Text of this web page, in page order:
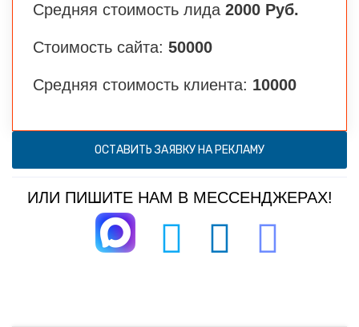
Средняя стоимость лида 2000 Руб.
Стоимость сайта: 50000
Средняя стоимость клиента: 10000
ОСТАВИТЬ ЗАЯВКУ НА РЕКЛАМУ
ИЛИ ПИШИТЕ НАМ В МЕССЕНДЖЕРАХ!